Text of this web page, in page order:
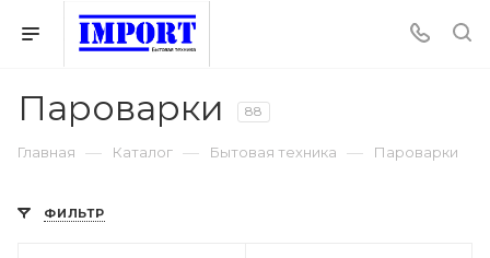
Пароварки 88
Главная — Каталог — Бытовая техника — Пароварки
ФИЛЬТР